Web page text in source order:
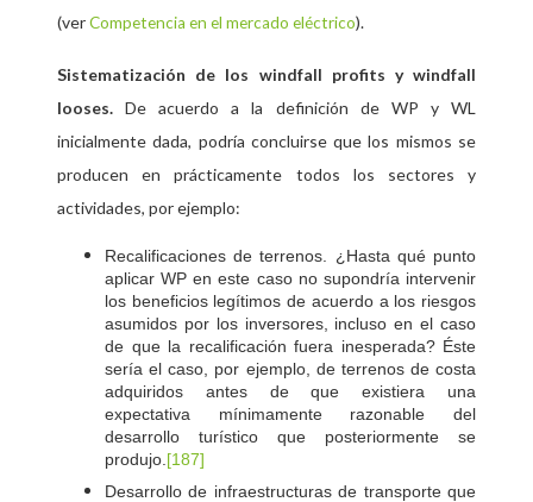
(verCompetencia en el mercado eléctrico).
Sistematización de los windfall profits ywindfall
looses.De acuerdo a la definición de WP y WL
inicialmente dada, podría concluirse que los mismos se
producen en prácticamente todos los sectores y
actividades, por ejemplo:
Recalificaciones de terrenos. ¿Hasta qué punto
aplicar WP en este caso no supondría intervenir
los beneficios legítimos de acuerdo a los riesgos
asumidos por los inversores, incluso en el caso
de que la recalificación fuera inesperada? Éste
sería el caso, por ejemplo, de terrenos de costa
adquiridos antes de que existiera una
expectativa mínimamente razonable del
desarrollo turístico que posteriormente se
produjo. [187]
Desarrollo de infraestructuras de transporte que